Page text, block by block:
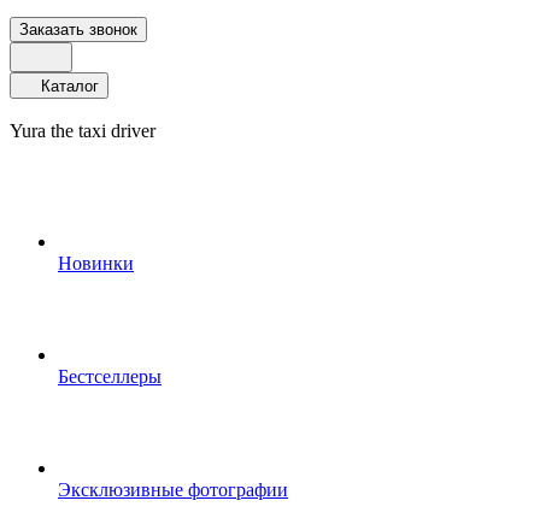
Заказать звонок
Каталог
Yura the taxi driver
Новинки
Бестселлеры
Эксклюзивные фотографии